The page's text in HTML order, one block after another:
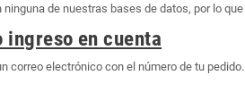
de nuestras bases de datos, por lo
en cuenta
correo electrónico con el número de tu